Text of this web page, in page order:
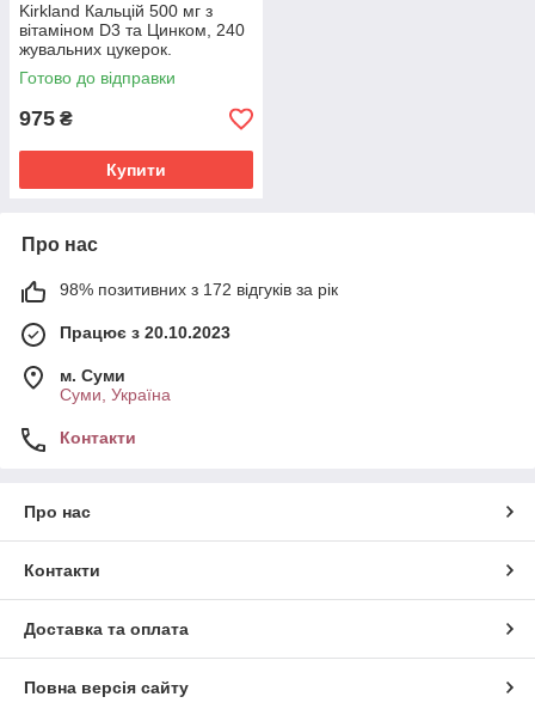
Kirkland Кальцій 500 мг з
вітаміном D3 та Цинком, 240
жувальних цукерок.
Готово до відправки
975 ₴
Купити
Про нас
98% позитивних з 172 відгуків за рік
Працює з 20.10.2023
м. Суми
Суми, Україна
Контакти
Про нас
Контакти
Доставка та оплата
Повна версія сайту